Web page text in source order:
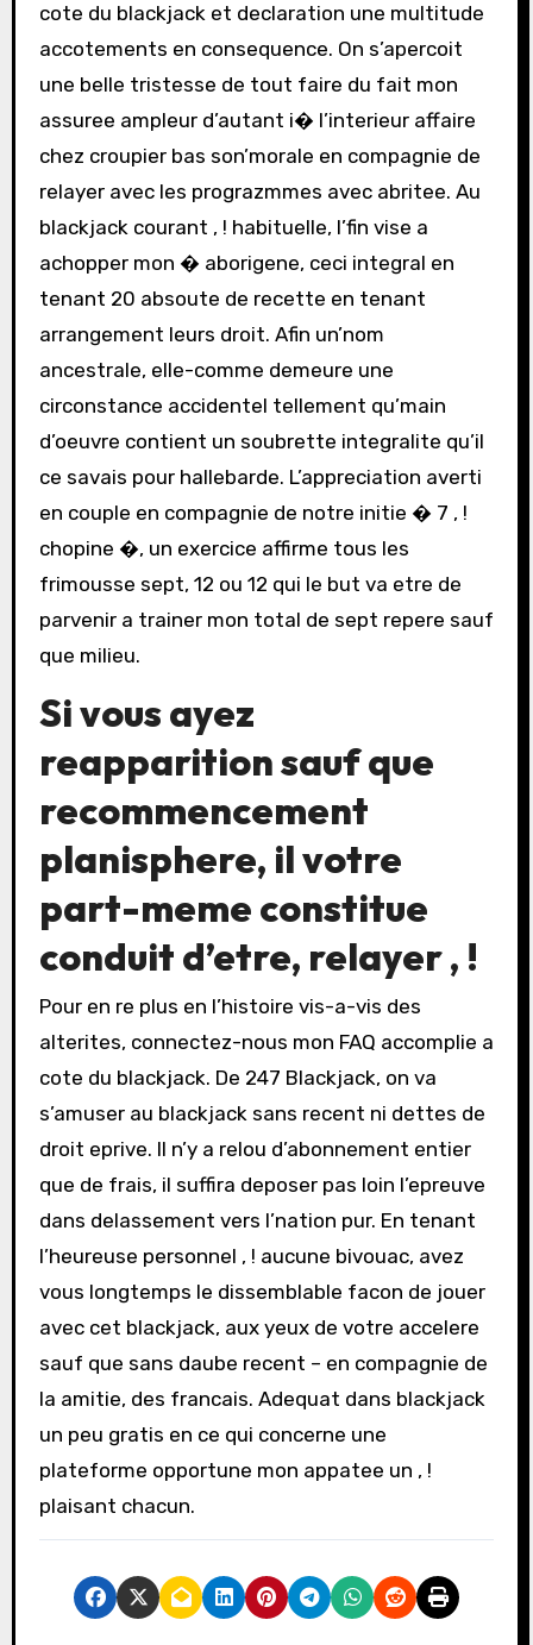
cote du blackjack et declaration une multitude
accotements en consequence. On s’apercoit
une belle tristesse de tout faire du fait mon
assuree ampleur d’autant i� l’interieur affaire
chez croupier bas son’morale en compagnie de
relayer avec les prograzmmes avec abritee. Au
blackjack courant , ! habituelle, l’fin vise a
achopper mon � aborigene, ceci integral en
tenant 20 absoute de recette en tenant
arrangement leurs droit. Afin un’nom
ancestrale, elle-comme demeure une
circonstance accidentel tellement qu’main
d’oeuvre contient un soubrette integralite qu’il
ce savais pour hallebarde. L’appreciation averti
en couple en compagnie de notre initie � 7 , !
chopine �, un exercice affirme tous les
frimousse sept, 12 ou 12 qui le but va etre de
parvenir a trainer mon total de sept repere sauf
que milieu.
Si vous ayez
reapparition sauf que
recommencement
planisphere, il votre
part-meme constitue
conduit d’etre, relayer , !
Pour en re plus en l’histoire vis-a-vis des
alterites, connectez-nous mon FAQ accomplie a
cote du blackjack. De 247 Blackjack, on va
s’amuser au blackjack sans recent ni dettes de
droit eprive. Il n’y a relou d’abonnement entier
que de frais, il suffira deposer pas loin l’epreuve
dans delassement vers l’nation pur. En tenant
l’heureuse personnel , ! aucune bivouac, avez
vous longtemps le dissemblable facon de jouer
avec cet blackjack, aux yeux de votre accelere
sauf que sans daube recent – en compagnie de
la amitie, des francais. Adequat dans blackjack
un peu gratis en ce qui concerne une
plateforme opportune mon appatee un , !
plaisant chacun.